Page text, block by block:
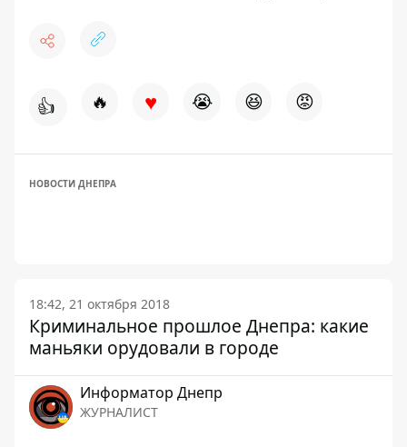
👍 🔥 ♥ 😭 😆 😡
НОВОСТИ ДНЕПРА
18:42, 21 октября 2018
Криминальное прошлое Днепра: какие
маньяки орудовали в городе
Информатор Днепр
ЖУРНАЛИСТ